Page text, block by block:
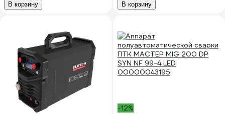
В корзину В корзину
-12%